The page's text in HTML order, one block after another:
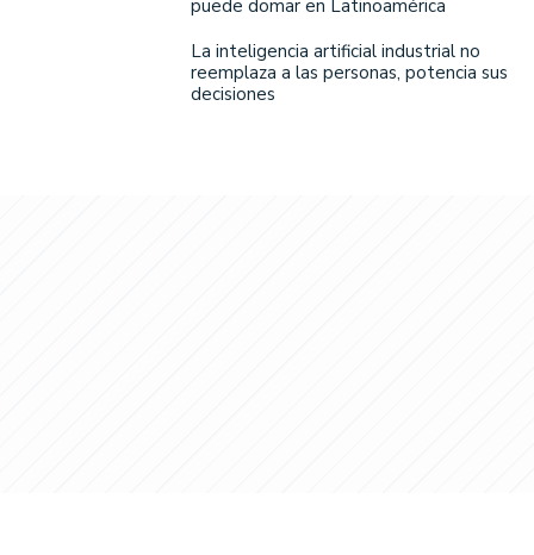
puede domar en Latinoamérica
La inteligencia artificial industrial no
reemplaza a las personas, potencia sus
decisiones